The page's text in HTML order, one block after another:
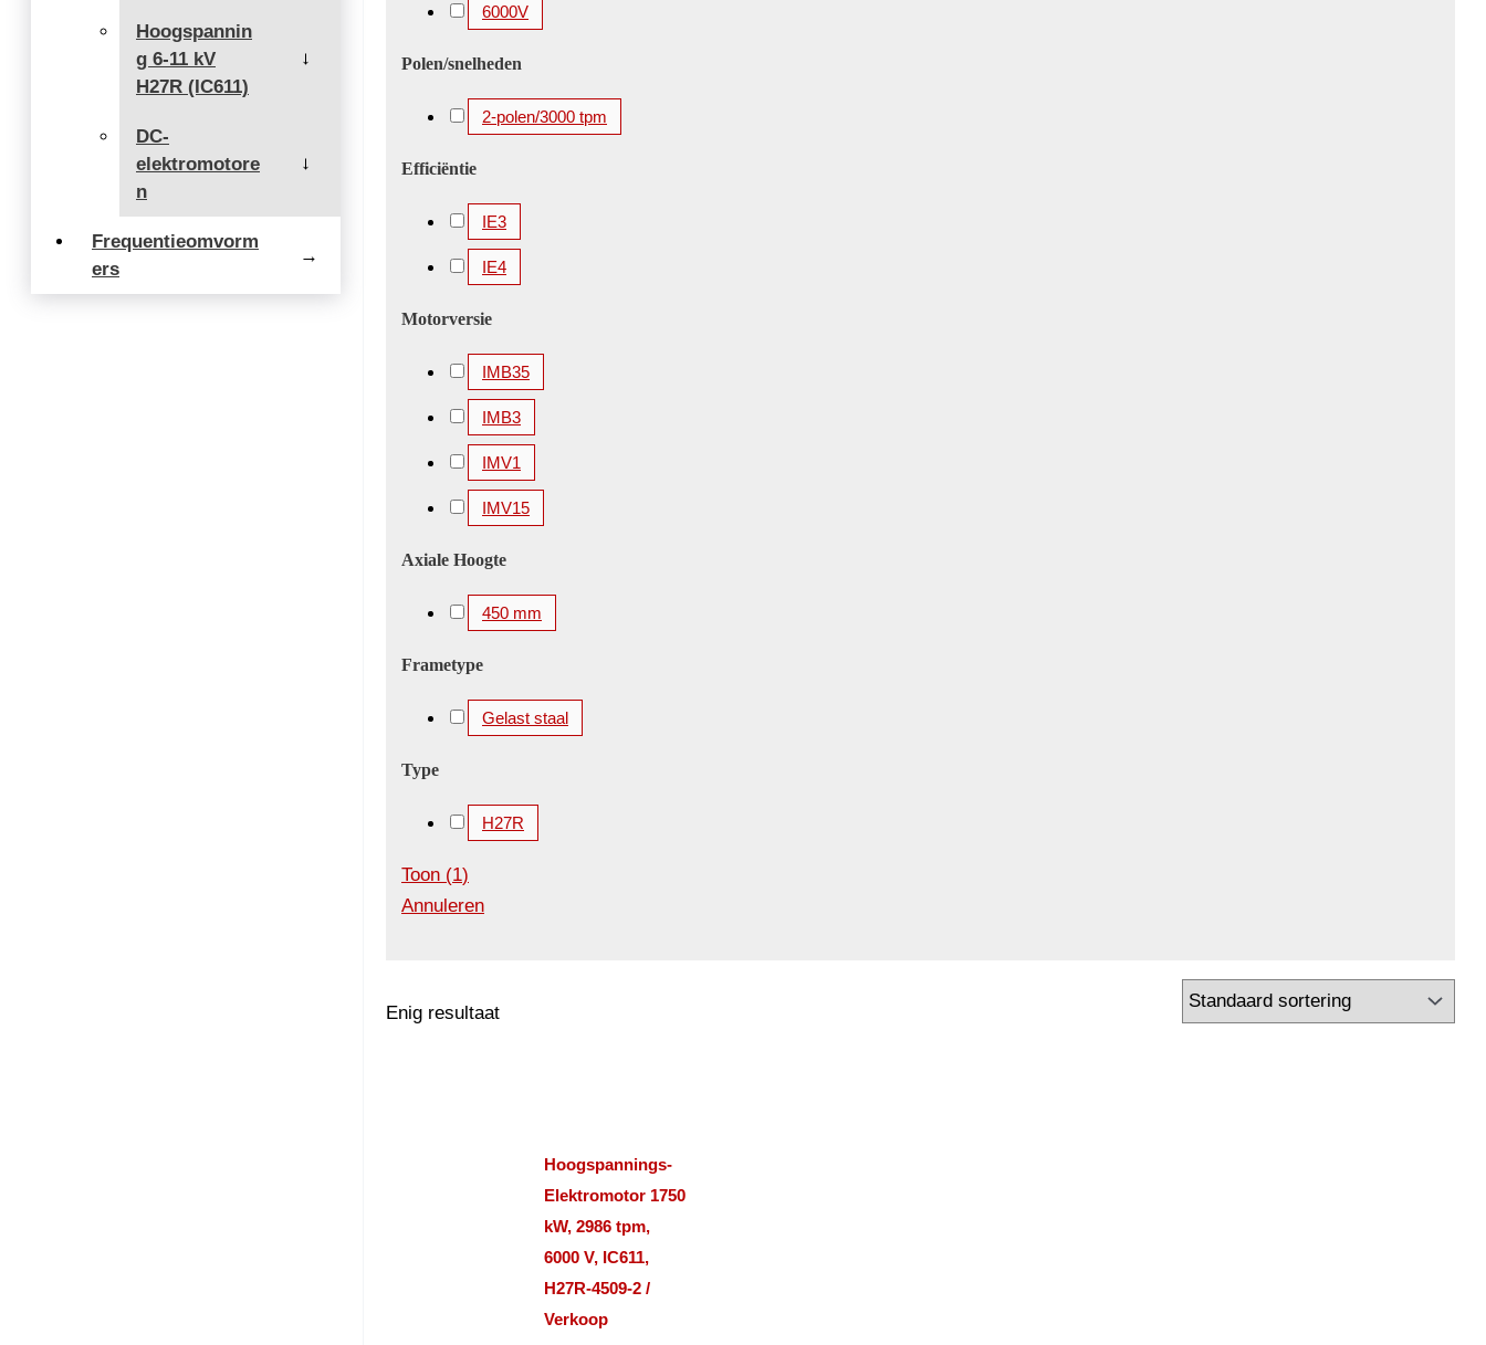
Hoogspannin
g 6-11 kV
H27R (IC611)
→
DC-
elektromotore
n
→
Frequentieomvorm
ers
→
6000V
Polen/snelheden
2-polen/3000 tpm
Efficiëntie
IE3
IE4
Motorversie
IMB35
IMB3
IMV1
IMV15
Axiale Hoogte
450 mm
Frametype
Gelast staal
Type
H27R
Toon (1)
Annuleren
Enig resultaat
Hoogspannings-
Elektromotor 1750
kW, 2986 tpm,
6000 V, IC611,
H27R-4509-2 /
Verkoop